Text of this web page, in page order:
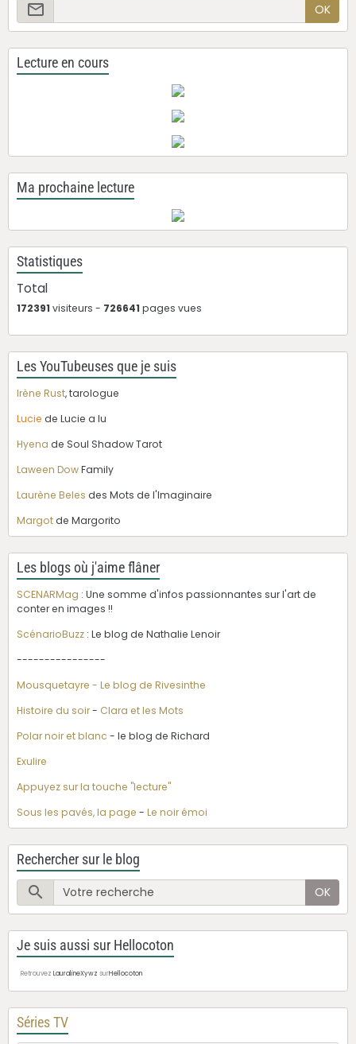
OK
Lecture en cours
Ma prochaine lecture
Statistiques
Total
172391visiteurs - 726641pages vues
Les YouTubeuses que je suis
Irène Rust, tarologue
Lucie de Lucie a lu
Hyena de Soul Shadow Tarot
Laween DowFamily
Laurène Beles des Mots de l'Imaginaire
Margotde Margorito
Les blogs où j'aime flâner
SCENARMag : Une somme d'infos passionnantes sur l'art de
conter en images !!
ScénarioBuzz : Le blog de Nathalie Lenoir
----------------
Mousquetayre - Le blog de Rivesinthe
Histoire du soir- Clara et les Mots
Polar noir et blanc - le blog de Richard
Exulire
Appuyez sur la touche "lecture"
Sous les pavés, la page - Le noir émoi
Rechercher sur le blog
OK
Je suis aussi sur Hellocoton
Retrouvez LauralineXywz surHellocoton
Séries TV